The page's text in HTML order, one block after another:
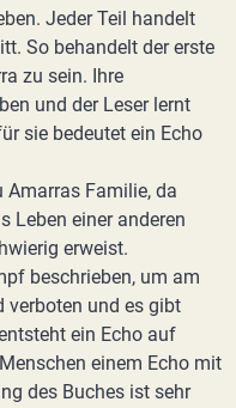
Jeder Teil handelt
So behandelt der erste
zu sein. Ihre
und der Leser lernt
sie bedeutet ein Echo
Familie, da
Leben einer anderen
erweist.
beschrieben, um am
verboten und es gibt
ein Echo auf
einem Echo mit
des Buches ist sehr